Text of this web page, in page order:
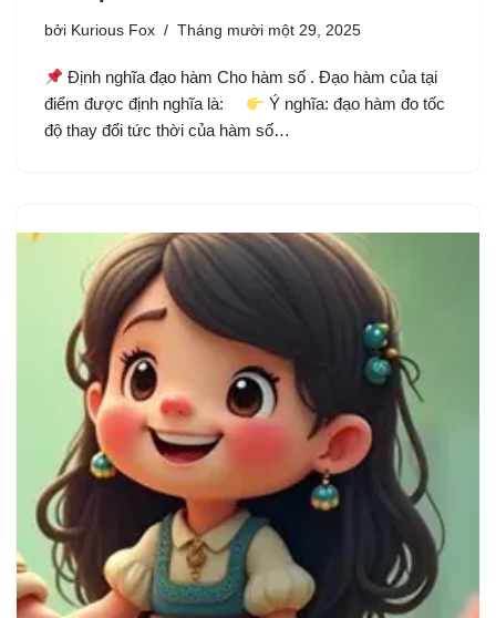
bởi Kurious Fox Tháng mười một 29, 2025
Định nghĩa đạo hàm Cho hàm số . Đạo hàm của tại
điểm được định nghĩa là:
Ý nghĩa: đạo hàm đo tốc
độ thay đổi tức thời của hàm số…